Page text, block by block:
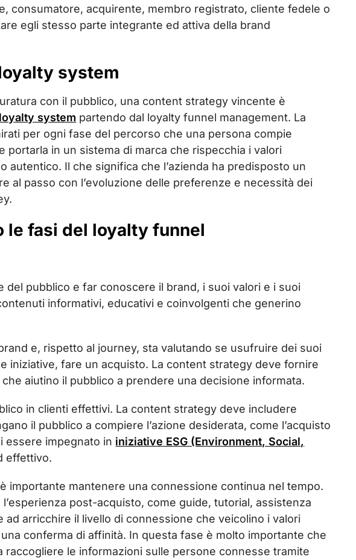
consumatore, acquirente, membro registrato, cliente fedele o
egli stesso parte integrante ed attiva della brand
system
con il pubblico, una content strategy vincente è
loyalty system partendo dal loyalty funnel management. La
per ogni fase del percorso che una persona compie
portarla in un sistema di marca che rispecchia i valori
autentico. Il che significa che l’azienda ha predisposto un
al passo con l’evoluzione delle preferenze e necessità dei
le fasi del loyalty funnel
del pubblico e far conoscere il brand, i suoi valori e i suoi
informativi, educativi e coinvolgenti che generino
e, rispetto al journey, sta valutando se usufruire dei suoi
iniziative, fare un acquisto. La content strategy deve fornire
aiutino il pubblico a prendere una decisione informata.
in clienti effettivi. La content strategy deve includere
il pubblico a compiere l’azione desiderata, come l’acquisto
essere impegnato in iniziative ESG (Environment, Social,
effettivo.
importante mantenere una connessione continua nel tempo.
post-acquisto, come guide, tutorial, assistenza
arricchire il livello di connessione che veicolino i valori
conferma di affinità. In questa fase è molto importante che
le informazioni sulle persone connesse tramite